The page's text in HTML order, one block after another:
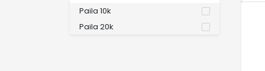
Paila 10k
Paila 20k